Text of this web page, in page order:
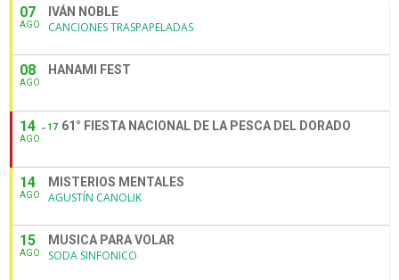
07
AGO
IVÁN NOBLE
CANCIONES TRASPAPELADAS
08
AGO
HANAMI FEST
14
AGO
17 61° FIESTA NACIONAL DE LA PESCA DEL DORADO
14
AGO
MISTERIOS MENTALES
AGUSTÍN CANOLIK
15
AGO
MUSICA PARA VOLAR
SODA SINFONICO